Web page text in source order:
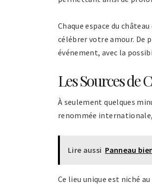
Chaque espace du
célébrer votre amour. De
événement, avec la
Les Sources de
À seulement quelques
renommée
Lire aussi Panneau
Ce lieu unique est niché